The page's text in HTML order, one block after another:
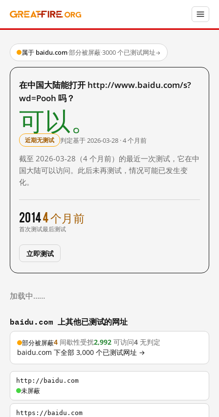
属于 baidu.com·部分被屏蔽·3000 个已测试网址→
在中国大陆能打开 http://www.baidu.com/s?
wd=Pooh 吗？
可以。
近期无测试 判定基于 2026-03-28 · 4 个月前
截至 2026-03-28（4 个月前）的最近一次测试，它在中
国大陆可以访问。此后未再测试，情况可能已发生变
化。
2014
首次测试
4 个月前
最后测试
立即测试
加载中……
baidu.com 上其他已测试的网址
部分被屏蔽4 间歇性受扰2,992 可访问4 无判定
baidu.com 下全部 3,000 个已测试网址 →
http://baidu.com
未屏蔽
https://baidu.com